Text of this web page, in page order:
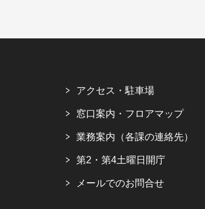
アクセス・駐車場
窓口案内・フロアマップ
業務案内（各課の連絡先）
第2・第4土曜日開庁
メールでのお問合せ